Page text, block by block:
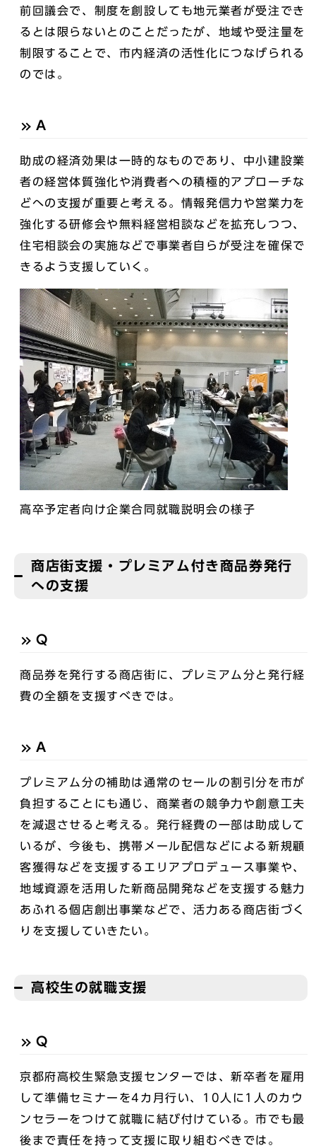
前回議会で、制度を創設しても地元業者が受注でき
るとは限らないとのことだったが、地域や受注量を
制限することで、市内経済の活性化につなげられる
のでは。
A
助成の経済効果は一時的なものであり、中小建設業
者の経営体質強化や消費者への積極的アプローチな
どへの支援が重要と考える。情報発信力や営業力を
強化する研修会や無料経営相談などを拡充しつつ、
住宅相談会の実施などで事業者自らが受注を確保で
きるよう支援していく。
高卒予定者向け企業合同就職説明会の様子
商店街支援・プレミアム付き商品券発行
への支援
Q
商品券を発行する商店街に、プレミアム分と発行経
費の全額を支援すべきでは。
A
プレミアム分の補助は通常のセールの割引分を市が
負担することにも通じ、商業者の競争力や創意工夫
を減退させると考える。発行経費の一部は助成して
いるが、今後も、携帯メール配信などによる新規顧
客獲得などを支援するエリアプロデュース事業や、
地域資源を活用した新商品開発などを支援する魅力
あふれる個店創出事業などで、活力ある商店街づく
りを支援していきたい。
高校生の就職支援
Q
京都府高校生緊急支援センターでは、新卒者を雇用
して準備セミナーを4カ月行い、10人に1人のカウ
ンセラーをつけて就職に結び付けている。市でも最
後まで責任を持って支援に取り組むべきでは。